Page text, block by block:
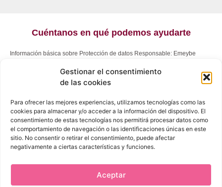
Gestionar el consentimiento
de las cookies
Para ofrecer las mejores experiencias, utilizamos tecnologías como las
cookies para almacenar y/o acceder a la información del dispositivo. El
consentimiento de estas tecnologías nos permitirá procesar datos como
el comportamiento de navegación o las identificaciones únicas en este
sitio. No consentir o retirar el consentimiento, puede afectar
negativamente a ciertas características y funciones.
Aceptar
Cuéntanos en qué podemos ayudarte
Información básica sobre Protección de datos Responsable: Emeybe
comerciales; Legitimación: Ejecución de un contrato, consentimiento del
interesado, interés legítimo del Responsable; Destinatarios: No se cederán
en la información adicional, que puede ejercer dirigiéndose a
info@emeybeabogados.es o Avenida de la Constitución, 23 (Granada);
Procedencia: El propio interesado; Información adicional:
www.emeybeabogados.es